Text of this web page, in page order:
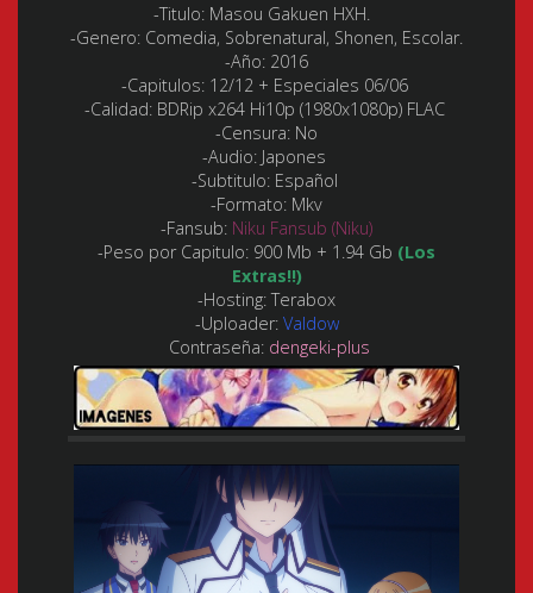
-Titulo: Masou Gakuen HXH.
-Genero: Comedia, Sobrenatural, Shonen, Escolar.
-Año: 2016
-Capitulos: 12/12 + Especiales 06/06
-Calidad: BDRip x264 Hi10p (1980x1080p) FLAC
-Censura: No
-Audio: Japones
-Subtitulo: Español
-Formato: Mkv
-Fansub: Niku Fansub (Niku)
-Peso por Capitulo: 900 Mb + 1.94 Gb (Los
Extras!!)
-Hosting: Terabox
-Uploader: Valdow
Contraseña: dengeki-plus